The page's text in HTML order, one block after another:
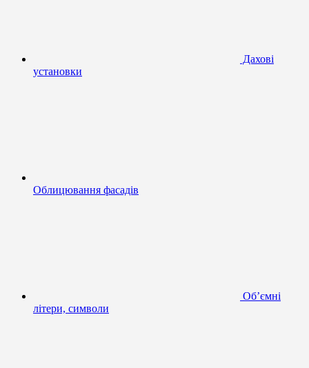
Дахові
установки
Облицювання фасадів
Об’ємні
літери, символи